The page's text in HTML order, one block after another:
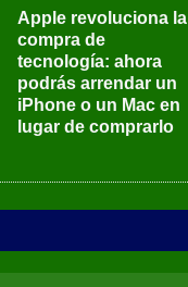
Apple revoluciona la
compra de
tecnología: ahora
podrás arrendar un
iPhone o un Mac en
lugar de comprarlo